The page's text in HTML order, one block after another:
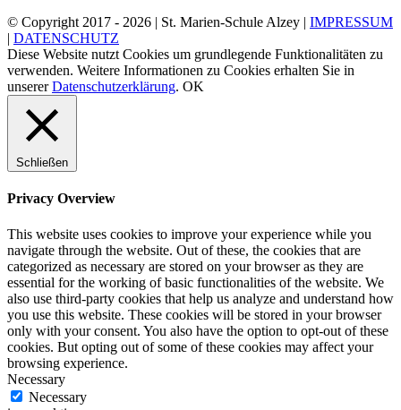
© Copyright 2017 - 2026 | St. Marien-Schule Alzey | IMPRESSUM
| DATENSCHUTZ
Diese Website nutzt Cookies um grundlegende Funktionalitäten zu
verwenden. Weitere Informationen zu Cookies erhalten Sie in
unsererDatenschutzerklärung. OK
Schließen
Privacy Overview
This website uses cookies to improve your experience while you
navigate through the website. Out of these, the cookies that are
categorized as necessary are stored on your browser as they are
essential for the working of basic functionalities of the website. We
also use third-party cookies that help us analyze and understand how
you use this website. These cookies will be stored in your browser
only with your consent. You also have the option to opt-out of these
cookies. But opting out of some of these cookies may affect your
browsing experience.
Necessary
Necessary